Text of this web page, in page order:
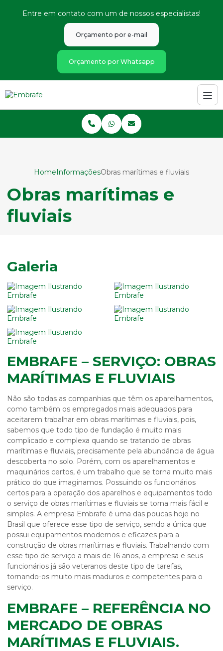
Entre em contato com um de nossos especialistas!
Orçamento por e-mail
Orçamento por Whatsapp
HomeInformaçõesObras marítimas e fluviais
Obras marítimas e
fluviais
Galeria
EMBRAFE – SERVIÇO: OBRAS
MARÍTIMAS E FLUVIAIS
Não são todas as companhias que têm os aparelhamentos,
como também os empregados mais adequados para
aceitarem trabalhar em obras marítimas e fluviais, pois,
sabemos que todo tipo de fundação é muito mais
complicado e complexa quando se tratando de obras
marítimas e fluviais, precisamente pela abundância de água
descoberta no solo. Porém, com os aparelhamentos e
maquinários certos, é um trabalho que se torna muito mais
prático do que imaginamos. Possuindo os funcionários
certos para a operação dos aparelhos e equipamentos todo
o serviço de obras marítimas e fluviais se torna mais fácil e
simples. A empresa Embrafe é uma das poucas hoje no
Brasil que oferece esse tipo de serviço, sendo a única que
possui equipamentos modernos e eficazes para a
construção de obras marítimas e fluviais. Trabalhando com
esse tipo de serviço a mais de 16 anos, a empresa e seus
funcionários já são veteranos deste tipo de tarefas,
tornando-os muito mais maduros e competentes para o
serviço.
EMBRAFE – REFERÊNCIA NO
MERCADO DE OBRAS
MARÍTIMAS E FLUVIAIS.